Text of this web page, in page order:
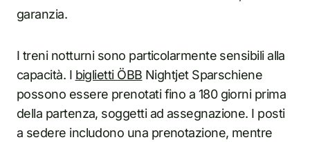
garanzia.
I treni notturni sono particolarmente sensibili alla
capacità. I biglietti ÖBB Nightjet Sparschiene
possono essere prenotati fino a 180 giorni prima
della partenza, soggetti ad assegnazione. I posti
a sedere includono una prenotazione, mentre